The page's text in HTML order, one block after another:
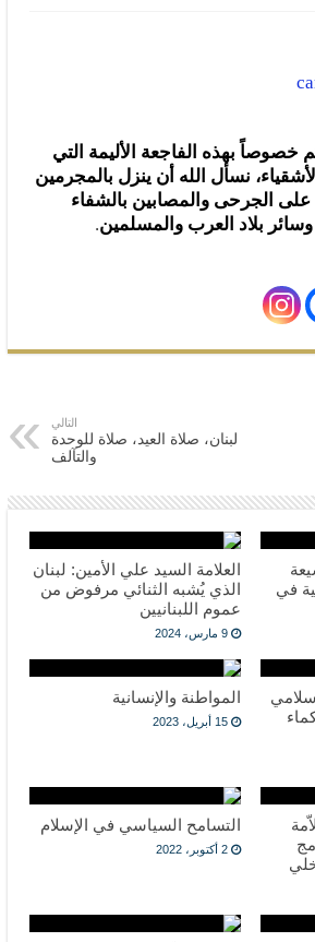
مسيحية النظام
التي تجعل الناس سواسية لا تفرق بينهم
خصوصاً بهذه الفاجعة الأليمة التي
نسأل الله أن ينزل بالمجرمين
الجرحى والمصابين بالشفاء
بلاد العرب والمسلمين.
التالي
لبنان، صلاة العيد، صلاة للوحدة
والتآلف
في
العلامة السيد علي الأمين: لبنان
الذي يُشبه الثنائي مرفوض من
عموم اللبنانيين
9 مارس، 2024
المواطنة والإنسانية
15 أبريل، 2023
التسامح السياسي في الإسلام
2 أكتوبر، 2022